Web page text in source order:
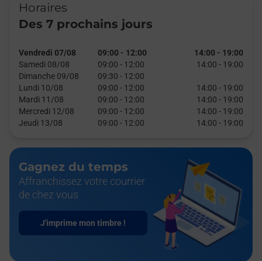
Horaires
Des 7 prochains jours
Vendredi 07/08 09:00 - 12:00 14:00 - 19:00
Samedi 08/08
09:00 - 12:00 14:00 - 19:00
Dimanche 09/08
09:30 - 12:00
Lundi 10/08
09:00 - 12:00 14:00 - 19:00
Mardi 11/08
09:00 - 12:00 14:00 - 19:00
Mercredi 12/08
09:00 - 12:00 14:00 - 19:00
Jeudi 13/08
09:00 - 12:00 14:00 - 19:00
Gagnez du temps
Affranchissez votre courrier
de chez vous
J'imprime mon timbre !